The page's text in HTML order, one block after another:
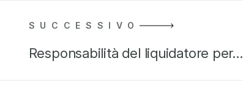
SUCCESSIVO
Responsabilità del liquidatore per…